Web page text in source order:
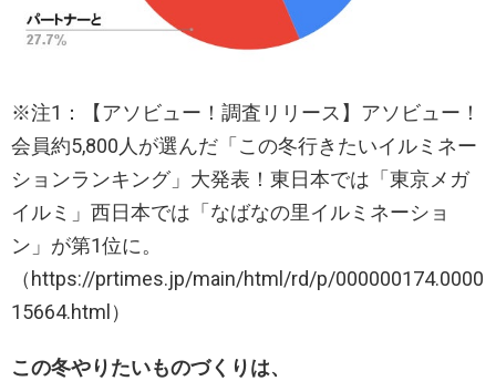
※注1：【アソビュー！調査リリース】アソビュー！
会員約5,800人が選んだ「この冬行きたいイルミネー
ションランキング」大発表！東日本では「東京メガ
イルミ」西日本では「なばなの里イルミネーショ
ン」が第1位に。
（https://prtimes.jp/main/html/rd/p/000000174.0000
15664.html）
この冬やりたいものづくりは、